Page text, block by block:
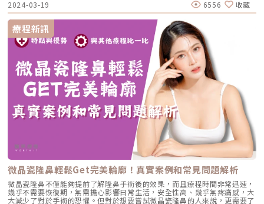
至2週內就會逐漸消退。Q：可以做出和喜歡的藝人明星一模一樣的鼻子
嗎？A：藝人明星的鼻子可能不適用於每個人，因此建議在考慮整形前，應
該先與專業醫師討論，根據每個人整體臉型和美感來進行客製化調整。Q：
隆鼻手術後，長青春痘或粉剌可以擠嗎？A：青春痘和粉刺是皮膚狀況或內
分泌系統的問題，和隆鼻手術並無相關。但不建議擠壓青春痘或粉刺，因為
會導致痘疤、凹洞或其他感染，最終引發其他肌膚問題的出現。Q：隆鼻手
術後眼距會縮短嗎？A：隆鼻手術會在鼻子下方墊入一個假體，厚度約為0.3
至0.5公分。加上手術後會出現腫脹，一段時間內確實會產生一種拉近的視
覺效果。然而，當腫脹消退後，皮膚會自然擴張，讓鼻子與眼睛之間的距離
恢復原狀。儘管如此，這種視覺上的錯覺效果仍會存在，使得眼距看似接
近。這種視覺錯覺主要是因為鼻子變高後所產生的光學效應。延伸閱讀：隆
鼻後遺症預防與應對：各項隆鼻手術的風險★溫馨提醒★小編要提醒大家，
醫療並非單純的商業交易，所有的療程都伴隨著風險。因此，作為消費者應
該謹慎選擇合適的醫療方案，以確保安全與健康。
的比較，以及價格帶來的影響，快速掌握肉毒桿菌的相關資訊！了解肉毒桿
菌素作用原理和特點肉毒桿菌素在醫學界應用了幾十年，它的效果既安全又
穩定。在醫美領域中，肉毒桿菌素的地位也是歷久不衰。肉毒桿菌素會依據
毒性和抗原性的差異分成：A、B、Ca、Cb、D、E、F、G等，八種不一樣
的血清毒素。在除皺美容領域，主要使用的是經過純化處理的A型肉毒毒素
蛋白質。肉毒桿菌是能夠阻斷神經傳導劑，在醫美上應用在改善過度緊張的
肌肉。能使引起皺紋的肌肉放鬆，讓皮膚變得緊致，回復年輕狀態。此外，
還可用於放鬆過度發達的咬肌，使臉部線條更加柔和，塑造出小巧的V型
臉。除此之外，肉毒桿菌素也能應用在粗壯的小腿肌肉、厚實的肩膀肌肉，
讓腿部和肩頸恢復柔和的線條，同時也能改善痠痛問題。肉毒桿菌素適用部
位及應用常見的部位包括臉部的魚尾紋、皺眉紋和抬頭紋，以及咬肌和小腿
肌等，這些部位常受到肌肉的影響而形成皺紋或肌肉過度發達。此外，肉毒
桿菌素還可以應用在較特殊的部位，例如壯碩的肩膀，俗稱水牛肩，以及引
起頭痛的顳肌，或是用於改善斜視等問題。肉毒桿菌各部位單位與費用解析
肉毒桿菌的價格通常是根據施打的單位以「U」（Unit）計算。施打多寡主
要取決於每個人想改善的問題、狀況和施打部位，不同品牌的肉毒桿菌也會
影響每個單位的價格。此外，有些醫美診所也會按照「部位」或是「單瓶」
的方式來計價。以下是常見施打部位及平均劑量的肉毒桿菌價格區間，供大
家參考： 部位 U數 費用(元) 除皺(動態紋) 一個部位10至15U 2,000~3,000
咀嚼肌 雙側40至60U 6,000~10,000 拉提 雙側60至120U
10,000~20,000 肩膀肌肉 雙側80至100U 12,000~18,000 小腿肌 雙腿
200U 20,000~36,000 腋下止汗 雙側100U 12,000~18,000 市面上肉毒
桿菌品牌、價格比較目前在台灣合法使用的A型肉毒桿菌素，包括來自歐美
的美國Botox、英國Dysport、德國Xeomin，以及來自韓國的Letybo保提
2024-03-19 6556 收藏
療程新訊
微晶瓷隆鼻輕鬆Get完美輪廓！真實案例和常見問題解析
微晶瓷隆鼻不僅能夠提前了解隆鼻手術後的效果，而且療程時間非常迅速，
幾乎不需要恢復期，無需擔心影響日常生活，安全性高、幾乎無疼痛感，大
大減少了對於手術的恐懼。但對於想要嘗試微晶瓷隆鼻的人來說，更需要了